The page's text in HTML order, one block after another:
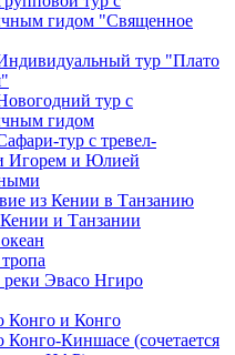
гидом "Священное
тур "Плато
тур с
гидом
тур с тревел-
Игорем и Юлией
из Кении в Танзанию
и Танзании
реки Эвасо Нгиро
Конго и Конго
Конго-Киншасе (сочетается